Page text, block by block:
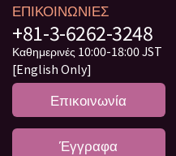
ΕΠΙΚΟΙΝΩΝΙΕΣ
+81-3-6262-3248
Καθημερινές 10:00-18:00 JST
[English Only]
Επικοινωνία
Έγγραφα